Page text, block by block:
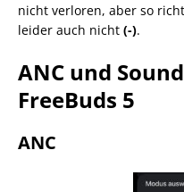
nicht verloren, aber so
leider auch nicht (-).
ANC und
FreeBuds 5
ANC